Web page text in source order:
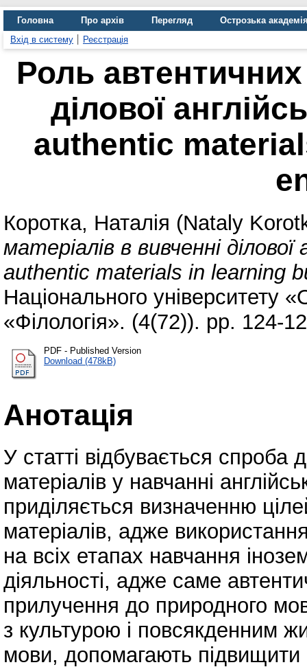
Головна Про архів Перегляд
Острозька
Вхід в систему
Реєстрація
Роль
дiлової
authentic
Коротка, Наталія (Nataly
матерiалiв в вивченнi дiлової
authentic materials in learning
Національного університету
«Філологія». (4(72)). pp. 124-
PDF - Published Version
Download (478kB)
Анотація
У статті відбувається спроба
матеріалів у навчанні
приділяється визначенню
матеріалів, адже
на всіх етапах навчання
діяльності, адже саме
прилучення до природного
з культурою і повсякденним
мови, допомагають підвищити